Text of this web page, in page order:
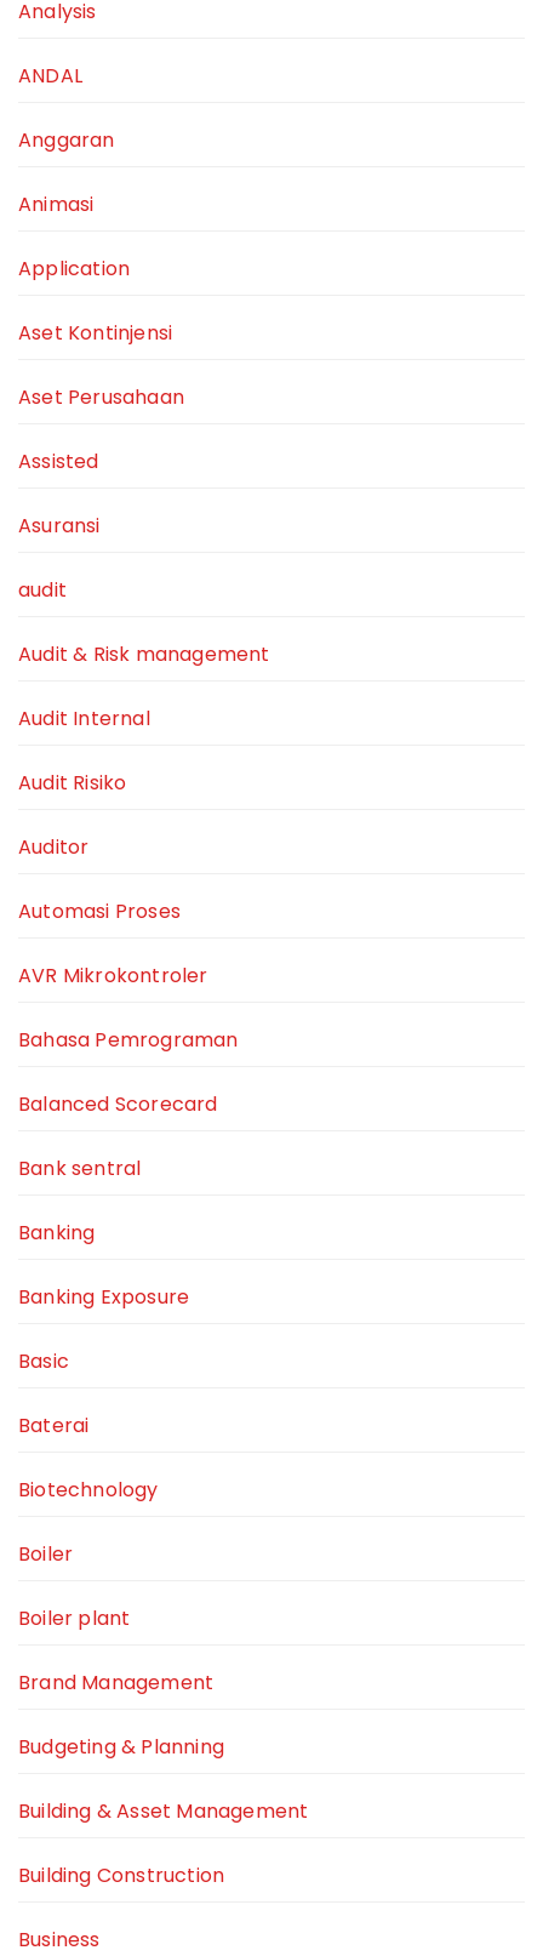
Analysis
ANDAL
Anggaran
Animasi
Application
Aset Kontinjensi
Aset Perusahaan
Assisted
Asuransi
audit
Audit & Risk management
Audit Internal
Audit Risiko
Auditor
Automasi Proses
AVR Mikrokontroler
Bahasa Pemrograman
Balanced Scorecard
Bank sentral
Banking
Banking Exposure
Basic
Baterai
Biotechnology
Boiler
Boiler plant
Brand Management
Budgeting & Planning
Building & Asset Management
Building Construction
Business